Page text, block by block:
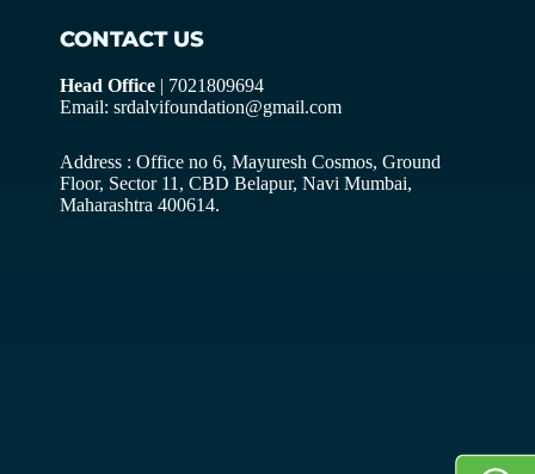
CONTACT US
Head Office | 7021809694
Email: srdalvifoundation@gmail.com
Address : Office no 6, Mayuresh Cosmos, Ground
Floor, Sector 11, CBD Belapur, Navi Mumbai,
Maharashtra 400614.